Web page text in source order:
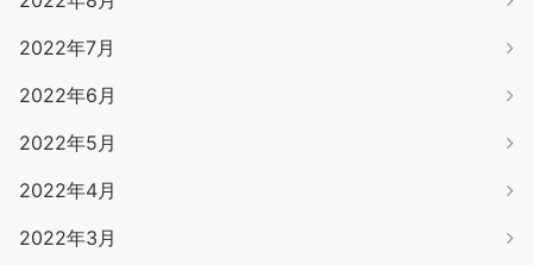
2022年7月
2022年6月
2022年5月
2022年4月
2022年3月